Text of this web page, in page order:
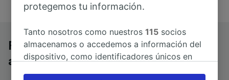
Firenze Porta a Prato a Pisa en
autobús
protegemos tu información.
Tanto nosotros como nuestros115 socios
almacenamos o accedemos a información del
dispositivo, como identificadores únicos en